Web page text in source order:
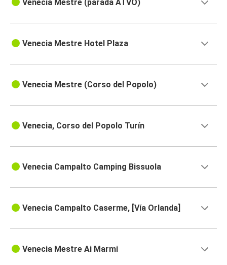
Venecia Mestre (parada ATVO)
Venecia Mestre Hotel Plaza
Venecia Mestre (Corso del Popolo)
Venecia, Corso del Popolo Turín
Venecia Campalto Camping Bissuola
Venecia Campalto Caserme, [Vía Orlanda]
Venecia Mestre Ai Marmi